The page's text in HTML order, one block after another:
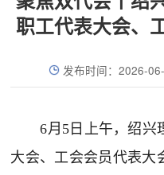
职工代表大会、
发布时间：2026-
6月5日上午，绍兴
大会、工会会员代表大